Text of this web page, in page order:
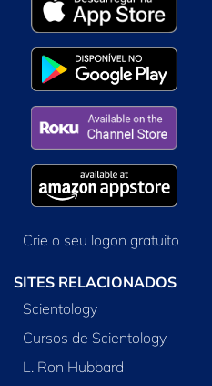
Crie o seu logon gratuito
SITES RELACIONADOS
Scientology
Cursos de Scientology
L. Ron Hubbard